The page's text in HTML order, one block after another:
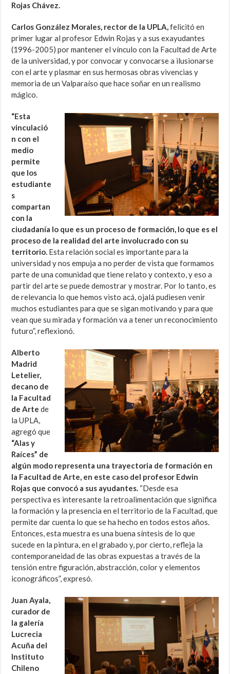
Rojas Chávez.
Carlos González Morales, rector de la UPLA,felicitó en
primer lugar al profesor Edwin Rojas y a sus exayudantes
(1996-2005) por mantener el vínculo con la Facultad de Arte
de la universidad, y por convocar y convocarse a ilusionarse
con el arte y plasmar en sus hermosas obras vivencias y
memoria de un Valparaíso que hace soñar en un realismo
mágico.
“Esta
vinculació
n con el
medio
permite
que los
estudiante
s
compartan
con la
ciudadanía lo que es un proceso de formación, lo que es el
proceso de la realidad del arte involucrado con su
territorio. Esta relación social es importante para la
universidad y nos empuja a no perder de vista que formamos
parte de una comunidad que tiene relato y contexto, y eso a
partir del arte se puede demostrar y mostrar. Por lo tanto, es
de relevancia lo que hemos visto acá, ojalá pudiesen venir
muchos estudiantes para que se sigan motivando y para que
vean que su mirada y formación va a tener un reconocimiento
futuro”, reflexionó.
Alberto
Madrid
Letelier,
decano de
la Facultad
de Arte de
la UPLA,
agregó que
“Alas y
Raíces” de
algún modo representa una trayectoria de formación en
la Facultad de Arte, en este caso del profesor Edwin
Rojas que convocó a sus ayudantes. “Desde esa
perspectiva es interesante la retroalimentación que significa
la formación y la presencia en el territorio de la Facultad, que
permite dar cuenta lo que se ha hecho en todos estos años.
Entonces, esta muestra es una buena síntesis de lo que
sucede en la pintura, en el grabado y, por cierto, refleja la
contemporaneidad de las obras expuestas a través de la
tensión entre figuración, abstracción, color y elementos
iconográficos”, expresó.
Juan Ayala,
curador de
la galería
Lucrecia
Acuña del
Instituto
Chileno